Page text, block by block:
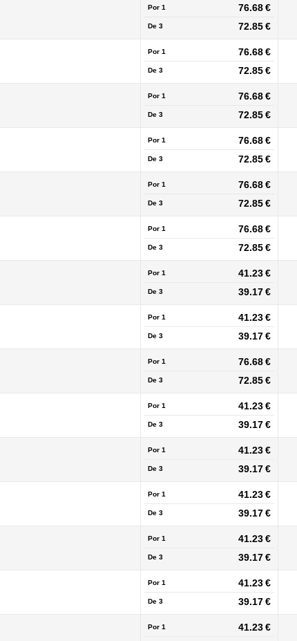
Por 1 76.68 €
De 3 72.85 €
Por 1 76.68 €
De 3 72.85 €
Por 1 76.68 €
De 3 72.85 €
Por 1 76.68 €
De 3 72.85 €
Por 1 76.68 €
De 3 72.85 €
Por 1 76.68 €
De 3 72.85 €
Por 1 41.23 €
De 3 39.17 €
Por 1 41.23 €
De 3 39.17 €
Por 1 76.68 €
De 3 72.85 €
Por 1 41.23 €
De 3 39.17 €
Por 1 41.23 €
De 3 39.17 €
Por 1 41.23 €
De 3 39.17 €
Por 1 41.23 €
De 3 39.17 €
Por 1 41.23 €
De 3 39.17 €
Por 1
41.23 €